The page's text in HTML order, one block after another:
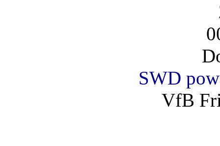
SWD
VfB